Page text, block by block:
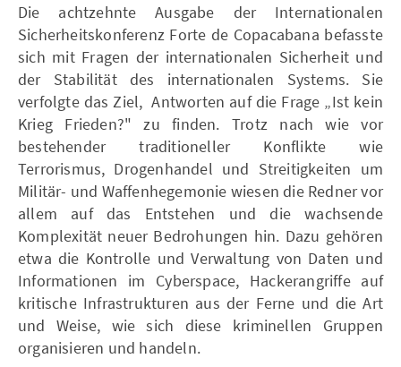
Die achtzehnte Ausgabe der Internationalen
Sicherheitskonferenz Forte de Copacabana befasste
sich mit Fragen der internationalen Sicherheit und
der Stabilität des internationalen Systems. Sie
verfolgte das Ziel, Antworten auf die Frage „Ist kein
Krieg Frieden?" zu finden. Trotz nach wie vor
bestehender traditioneller Konflikte wie
Terrorismus, Drogenhandel und Streitigkeiten um
Militär- und Waffenhegemonie wiesen die Redner vor
allem auf das Entstehen und die wachsende
Komplexität neuer Bedrohungen hin. Dazu gehören
etwa die Kontrolle und Verwaltung von Daten und
Informationen im Cyberspace, Hackerangriffe auf
kritische Infrastrukturen aus der Ferne und die Art
und Weise, wie sich diese kriminellen Gruppen
organisieren und handeln.